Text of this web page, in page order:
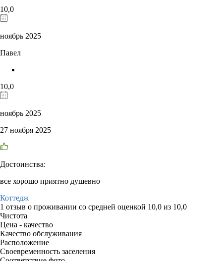
10,0
ноябрь 2025
Павел
10,0
ноябрь 2025
27 ноября 2025
Достоинства:
все хорошо приятно душевно
Коттедж
1 отзыв о проживании со средней оценкой 10,0 из 10,0
Чистота
Цена - качество
Качество обслуживания
Расположение
Своевременность заселения